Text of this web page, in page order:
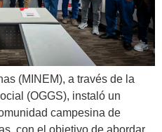
(MINEM), a través de la
(OGGS), instaló un
campesina de
con el objetivo de abordar